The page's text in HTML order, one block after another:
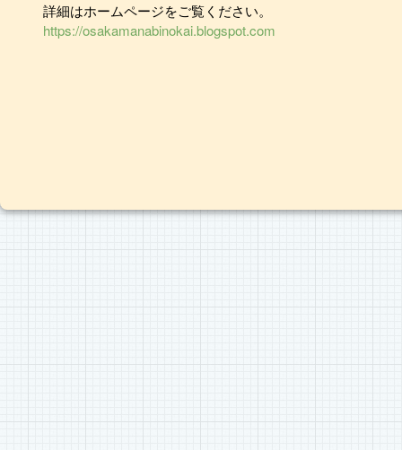
詳細はホームページをご覧ください。
https://osakamanabinokai.blogspot.com